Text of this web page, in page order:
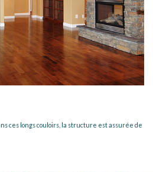
ces longs couloirs, la structure est assurée de